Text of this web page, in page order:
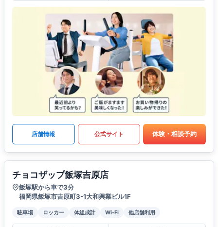
店舗情報 公式サイト 体験・相談予約
チョコザップ飯塚吉原店
飯塚駅から車で3分
福岡県飯塚市吉原町3-1大和興業ビル1F
駐車場 ロッカー 体組成計 Wi-Fi 他店舗利用